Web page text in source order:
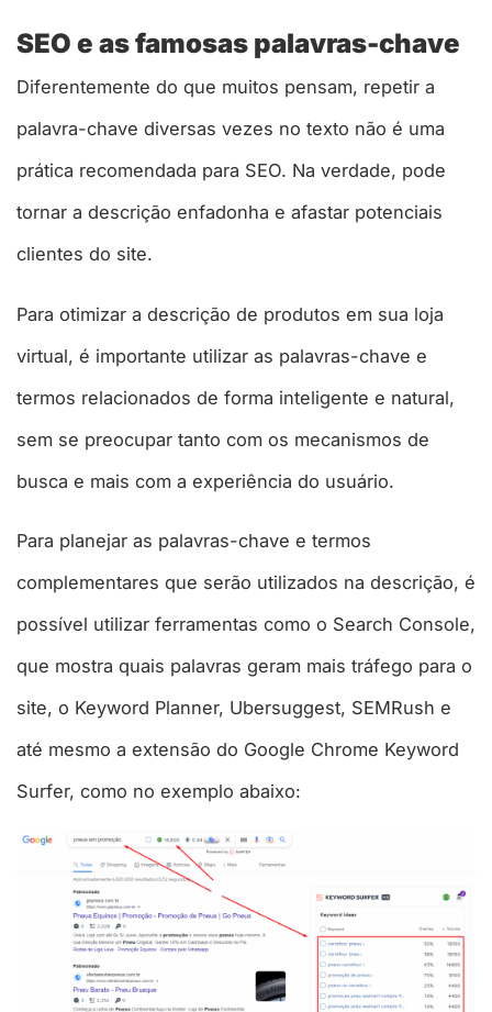
SEO e as famosas palavras-chave
Diferentemente do que muitos pensam, repetir a
palavra-chave diversas vezes no texto não é uma
prática recomendada para SEO. Na verdade, pode
tornar a descrição enfadonha e afastar potenciais
clientes do site.
Para otimizar a descrição de produtos em sua loja
virtual, é importante utilizar as palavras-chave e
termos relacionados de forma inteligente e natural,
sem se preocupar tanto com os mecanismos de
busca e mais com a experiência do usuário.
Para planejar as palavras-chave e termos
complementares que serão utilizados na descrição, é
possível utilizar ferramentas como o Search Console,
que mostra quais palavras geram mais tráfego para o
site, o Keyword Planner, Ubersuggest, SEMRush e
até mesmo a extensão do Google Chrome Keyword
Surfer, como no exemplo abaixo: